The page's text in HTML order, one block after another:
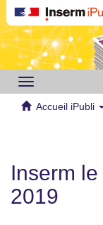
Toggle
navigation
Accueil iPubli
Inserm
2019